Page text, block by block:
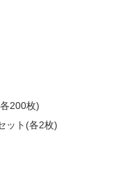
200枚)
ット(各2枚)